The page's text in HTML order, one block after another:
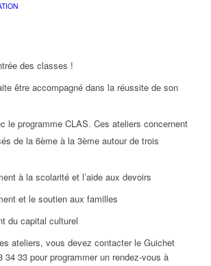
des classes !
être accompagné dans la réussite de son
le programme CLAS. Ces ateliers concernent
de la 6ème à la 3ème autour de trois
à la scolarité et l’aide aux devoirs
et le soutien aux familles
du capital culturel
ateliers, vous devez contacter le Guichet
34 33 pour programmer un rendez-vous à